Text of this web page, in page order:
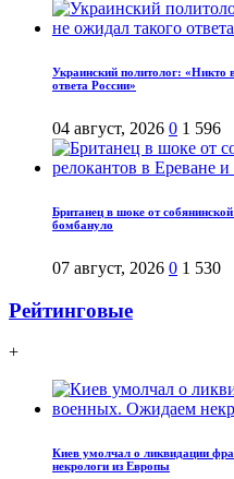
Украинский политолог: «Никто
ответа России»
04 август, 2026 0 1 596
Британец в шоке от
бомбануло
07 август, 2026 0 1 530
Рейтинговые
+
Киев умолчал о ликвидации
некрологи из Европы